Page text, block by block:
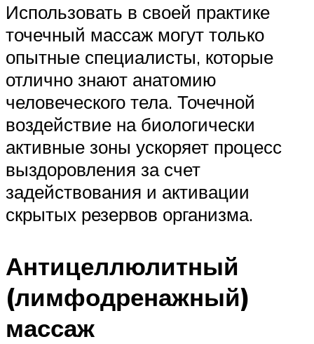
Использовать в своей практике
точечный массаж могут только
опытные специалисты, которые
отлично знают анатомию
человеческого тела. Точечной
воздействие на биологически
активные зоны ускоряет процесс
выздоровления за счет
задействования и активации
скрытых резервов организма.
Антицеллюлитный
(лимфодренажный)
массаж